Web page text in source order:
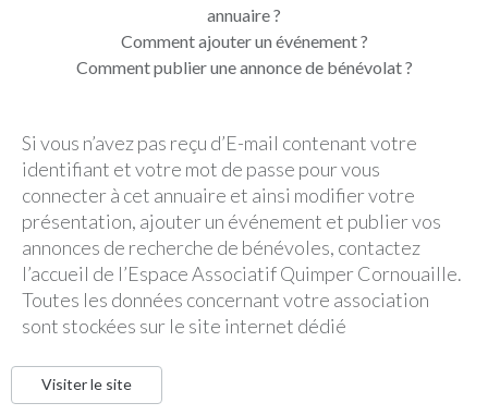
annuaire ?
Comment ajouter un événement ?
Comment publier une annonce de bénévolat ?
Si vous n’avez pas reçu d’E-mail contenant votre
identifiant et votre mot de passe pour vous
connecter à cet annuaire et ainsi modifier votre
présentation, ajouter un événement et publier vos
annonces de recherche de bénévoles, contactez
l’accueil de l’Espace Associatif Quimper Cornouaille.
Toutes les données concernant votre association
sont stockées sur le site internet dédié
Visiter le site